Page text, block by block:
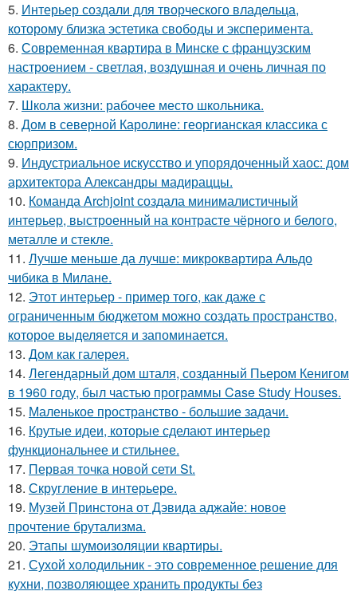
5. Интерьер создали для творческого владельца,
которому близка эстетика свободы и эксперимента.
6. Современная квартира в Минске с французским
настроением - светлая, воздушная и очень личная по
характеру.
7. Школа жизни: рабочее место школьника.
8. Дом в северной Каролине: георгианская классика с
сюрпризом.
9. Индустриальное искусство и упорядоченный хаос: дом
архитектора Александры мадираццы.
10. Команда Archjoint создала минималистичный
интерьер, выстроенный на контрасте чёрного и белого,
металле и стекле.
11. Лучше меньше да лучше: микроквартира Альдо
чибика в Милане.
12. Этот интерьер - пример того, как даже с
ограниченным бюджетом можно создать пространство,
которое выделяется и запоминается.
13. Дом как галерея.
14. Легендарный дом шталя, созданный Пьером Кенигом
в 1960 году, был частью программы Case Study Houses.
15. Маленькое пространство - большие задачи.
16. Крутые идеи, которые сделают интерьер
функциональнее и стильнее.
17. Первая точка новой сети St.
18. Скругление в интерьере.
19. Музей Принстона от Дэвида аджайе: новое
прочтение брутализма.
20. Этапы шумоизоляции квартиры.
21. Сухой холодильник - это современное решение для
кухни, позволяющее хранить продукты без